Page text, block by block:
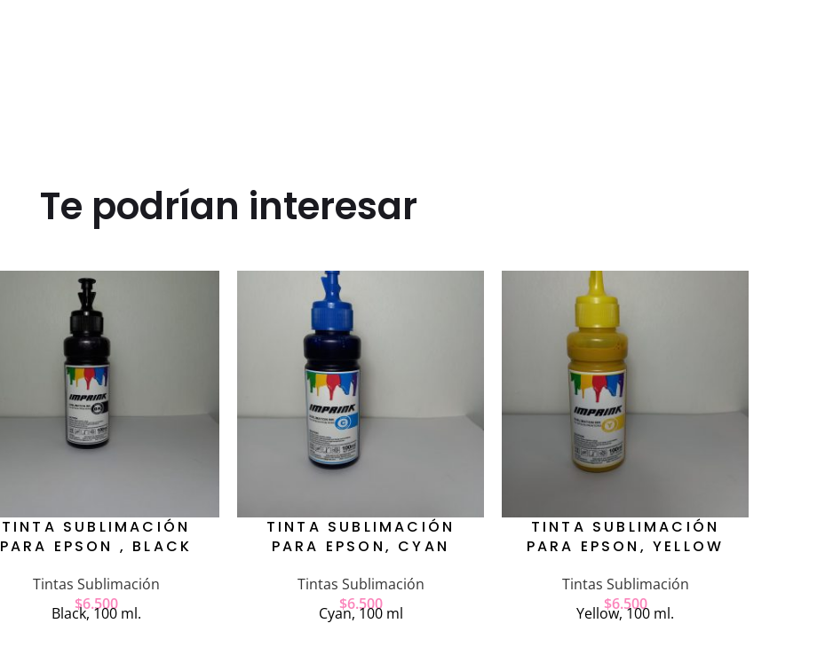
Te podrían interesar
TINTA SUBLIMACIÓN
PARA EPSON , BLACK
Tintas Sublimación
$6.500
Black, 100 ml.
TINTA SUBLIMACIÓN
PARA EPSON, CYAN
Tintas Sublimación
$6.500
Cyan, 100 ml
TINTA SUBLIMACIÓN
PARA EPSON, YELLOW
Tintas Sublimación
$6.500
Yellow, 100 ml.